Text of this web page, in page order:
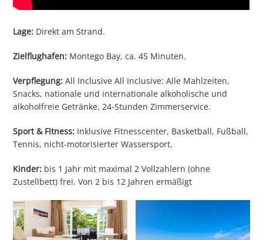
Lage: Direkt am Strand.
Zielflughafen: Montego Bay, ca. 45 Minuten.
Verpflegung: All Inclusive All Inclusive: Alle Mahlzeiten,
Snacks, nationale und internationale alkoholische und
alkoholfreie Getränke, 24-Stunden Zimmerservice.
Sport & Fitness: Inklusive Fitnesscenter, Basketball, Fußball,
Tennis, nicht-motorisierter Wassersport.
Kinder: bis 1 Jahr mit maximal 2 Vollzahlern (ohne
Zustellbett) frei. Von 2 bis 12 Jahren ermäßigt